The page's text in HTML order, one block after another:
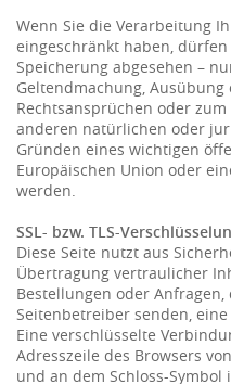
Wenn Sie die Verarbeitung
eingeschränkt haben,
Speicherung abgesehen –
Geltendmachung,
Rechtsansprüchen oder
anderen natürlichen oder
Gründen eines wichtigen
Europäischen Union oder
werden.
SSL- bzw. TLS-
Diese Seite nutzt aus
Übertragung vertraulicher
Bestellungen oder Anfragen,
Seitenbetreiber senden, eine
Eine verschlüsselte
Adresszeile des Browsers
und an dem Schloss-Symbol